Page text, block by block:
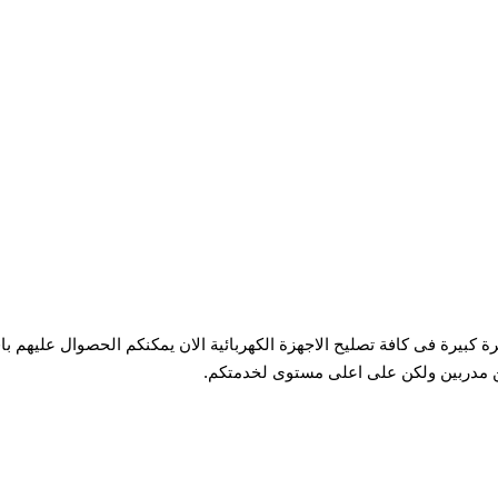
ارقام شارب الجيزة لدينا خبرة كبيرة فى كافة تصليح الاجهزة الكهربائية الان يمكنكم
مدربين ولكن على اعلى مستوى لخدمتكم.